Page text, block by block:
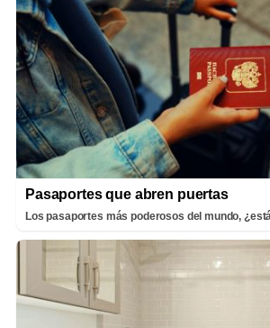
Pasaportes que abren puertas
Los pasaportes más poderosos del mundo,